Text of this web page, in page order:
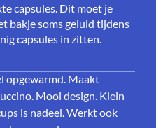
capsules. Dit moet je
bakje soms geluid tijdens
capsules in zitten.
opgewarmd. Maakt
Mooi design. Klein
is nadeel. Werkt ook